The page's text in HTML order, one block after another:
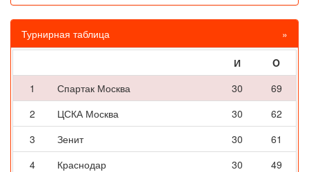
Турнирная таблица »
И
O
1
Спартак Москва 30
69
2
ЦСКА Москва 30
62
3
Зенит 30
61
4
Краснодар 30
49